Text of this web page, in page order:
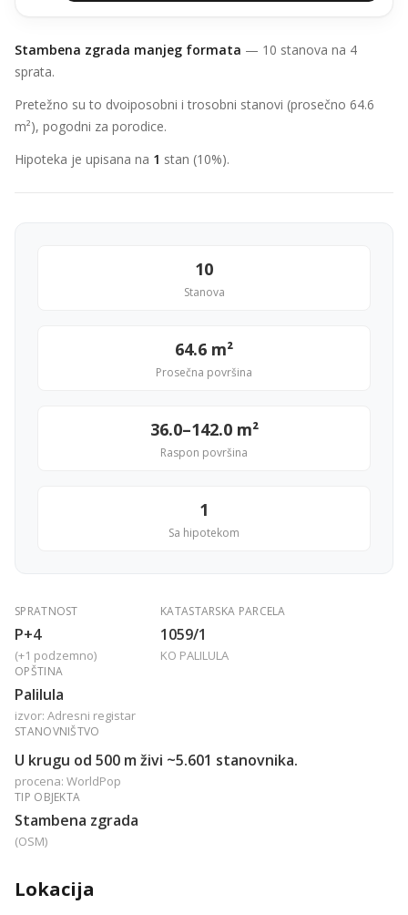
Stambena zgrada manjeg formata — 10 stanova na 4
sprata.
Pretežno su to dvoiposobni i trosobni stanovi (prosečno 64.6
m²), pogodni za porodice.
Hipoteka je upisana na 1 stan (10%).
10
Stanova
64.6 m²
Prosečna površina
36.0–142.0 m²
Raspon površina
1
Sa hipotekom
SPRATNOST
P+4
(+1 podzemno)
KATASTARSKA PARCELA
1059/1
KO PALILULA
OPŠTINA
Palilula
izvor: Adresni registar
STANOVNIŠTVO
U krugu od 500 m živi ~5.601 stanovnika.
procena: WorldPop
TIP OBJEKTA
Stambena zgrada
(OSM)
Lokacija